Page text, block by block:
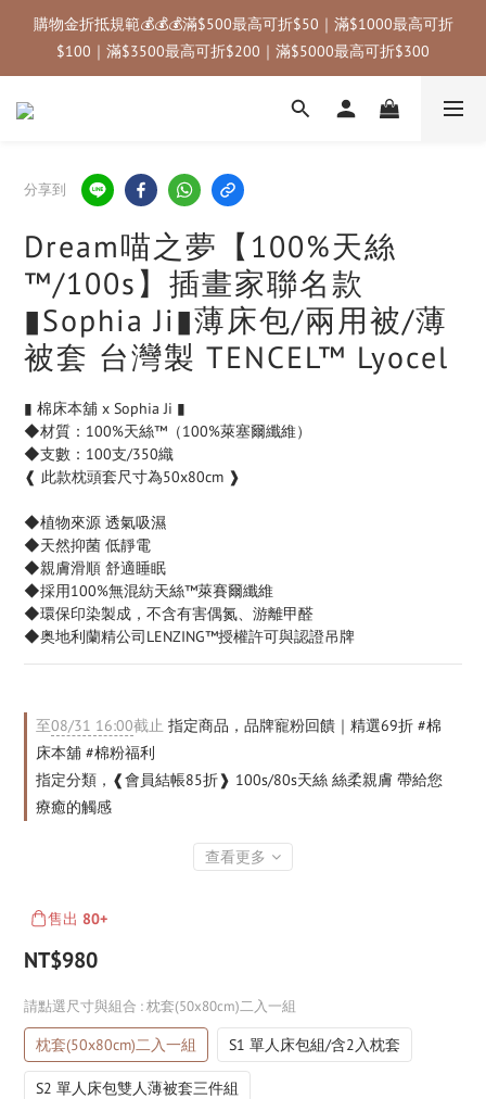
🚚 國內滿千免運｜國內限定優惠碼：annahome (滿3000折$300)
＿＿＿＿＿＿＿｜✈️ 海外滿三千免運｜
購物金折抵規範💰💰💰滿$500最高可折$50｜滿$1000最高可折
$100｜滿$3500最高可折$200｜滿$5000最高可折$300
🚚 國內滿千免運｜國內限定優惠碼：annahome (滿3000折$300)
分享到
Dream喵之夢【100%天絲
™/100s】插畫家聯名款
▮Sophia Ji▮薄床包/兩用被/薄
被套 台灣製 TENCEL™ Lyocel
▮ 棉床本舖 x Sophia Ji ▮
◆材質：100%天絲™（100%萊塞爾纖維）
◆支數：100支/350織
❰ 此款枕頭套尺寸為50x80cm ❱
◆植物來源 透氣吸濕
◆天然抑菌 低靜電
◆親膚滑順 舒適睡眠
◆採用100%無混紡天絲™萊賽爾纖維
◆環保印染製成，不含有害偶氮、游離甲醛
◆奥地利蘭精公司LENZING™授權許可與認證吊牌
至08/31 16:00截止 指定商品，品牌寵粉回饋｜精選69折 #棉
床本舖 #棉粉福利
指定分類，❰會員結帳85折❱ 100s/80s天絲 絲柔親膚 帶給您
療癒的觸感
查看更多
售出 80+
NT$980
請點選尺寸與組合 : 枕套(50x80cm)二入一組
枕套(50x80cm)二入一組 S1 單人床包組/含2入枕套
S2 單人床包雙人薄被套三件組